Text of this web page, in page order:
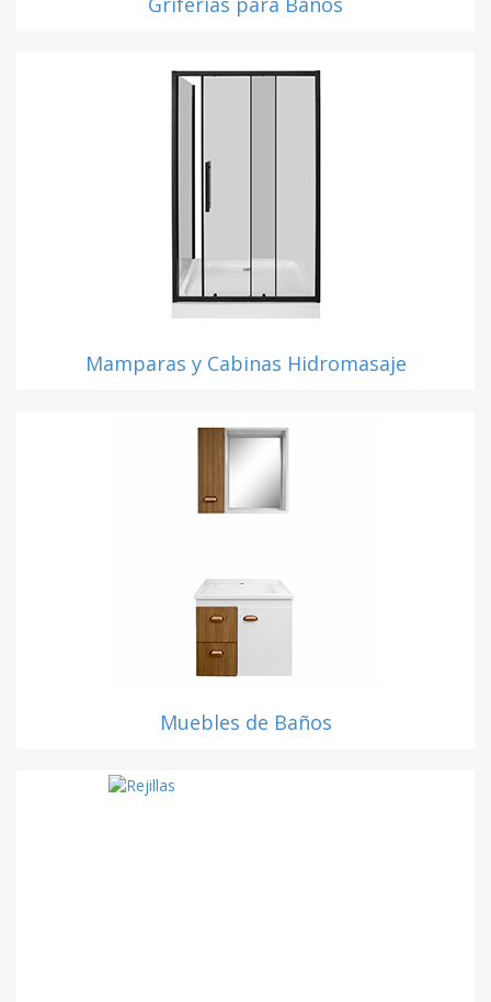
Mamparas y Cabinas Hidromasaje
Muebles de Baños